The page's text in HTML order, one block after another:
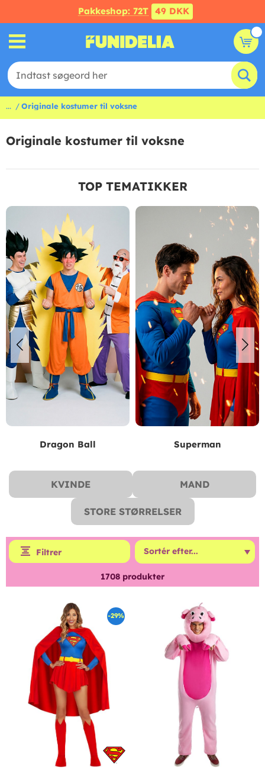
Pakkeshop: 72T 49 DKK
... Originale kostumer til voksne
Originale kostumer til voksne
TOP TEMATIKKER
Dragon Ball Superman
KVINDE MAND
STORE STØRRELSER
Filtrer
1708 produkter
-29%